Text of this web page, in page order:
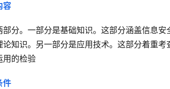
容
部分。一部分是基础知识。这部分涵盖信息
论知识。另一部分是应用技术。这部分着重
用的检验
件